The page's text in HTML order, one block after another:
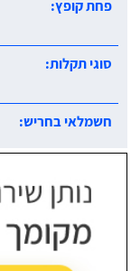
סוגי תקלות:
חשמלאי בחריש:
חשמלאי מזגנים: